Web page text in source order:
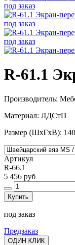
под заказ
под заказ
под заказ
R-61.1
Производитель:
Материал: ЛДСтП
Размер (ШхГхВ):
Артикул
R-66.1
5 456 руб
Купить
под заказ
Предзаказ
ОДИН КЛИК